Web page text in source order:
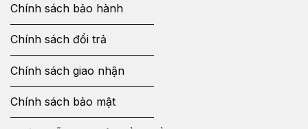
Chính sách bảo hành
Chính sách đổi trả
Chính sách giao nhận
Chính sách bảo mật